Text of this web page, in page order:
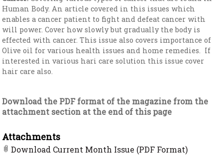
Human Body. An article covered in this issues which
enables a cancer patient to fight and defeat cancer with
will power. Cover how slowly but gradually the body is
effected with cancer. This issue also covers importance of
Olive oil for various health issues and home remedies. If
interested in various hari care solution this issue cover
hair care also.
Download the PDF format of the magazine from the
attachment section at the end of this page
Attachments
Download Current Month Issue (PDF Format)